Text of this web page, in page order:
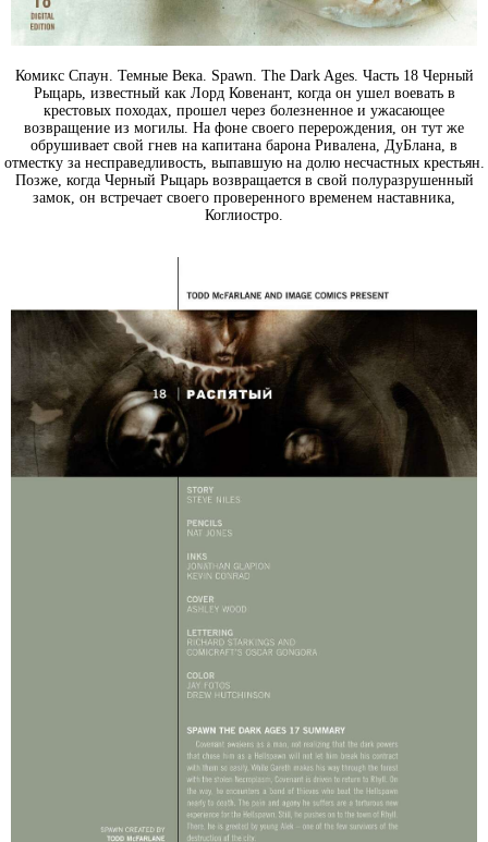
Комикс Спаун. Темные Века. Spawn. The Dark Ages. Часть 18 Черный
Рыцарь, известный как Лорд Ковенант, когда он ушел воевать в
крестовых походах, прошел через болезненное и ужасающее
возвращение из могилы. На фоне своего перерождения, он тут же
обрушивает свой гнев на капитана барона Ривалена, ДуБлана, в
отместку за несправедливость, выпавшую на долю несчастных крестьян.
Позже, когда Черный Рыцарь возвращается в свой полуразрушенный
замок, он встречает своего проверенного временем наставника,
Коглиостро.